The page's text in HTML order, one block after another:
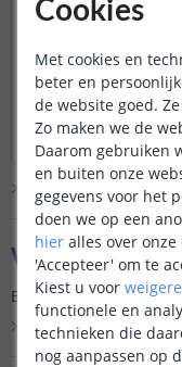
Bekijk alleklantfoto’s
Vraag &
Er is nog geen vraag
Bekijk alle Vraag &
Cookies
Met cookies en
beter en
de website goed.
Zo maken we de
Daarom gebruiken
en buiten onze
gegevens voor het
doen we op een
hier alles over
'Accepteer' om te
Kiest u voor
functionele en
technieken die
nog aanpassen op